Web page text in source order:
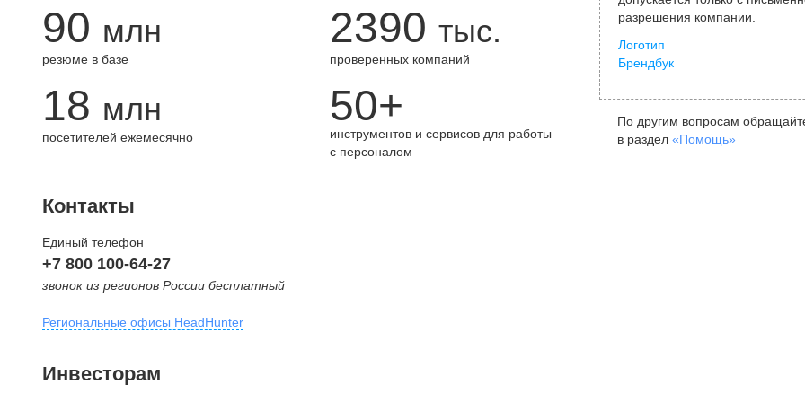
90 млн
резюме в базе
2390 тыс.
проверенных компаний
18 млн
посетителей ежемесячно
50+
инструментов и сервисов для работы
с персоналом
разрешения компании.
Логотип
Брендбук
По другим вопросам
в раздел «Помощь»
Контакты
Единый телефон
+7 800 100-64-27
звонок из регионов России бесплатный
Региональные офисы HeadHunter
внутригородская территория
Инвесторам